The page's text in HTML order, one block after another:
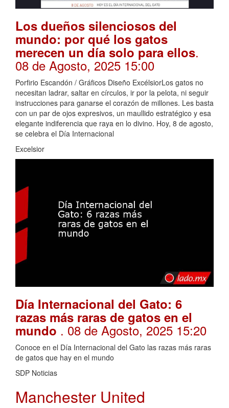
Los dueños silenciosos del
mundo: por qué los gatos
merecen un día solo para ellos.
08 de Agosto, 2025 15:00
Porfirio Escandón / Gráficos Diseño ExcélsiorLos gatos no
necesitan ladrar, saltar en círculos, ir por la pelota, ni seguir
instrucciones para ganarse el corazón de millones. Les basta
con un par de ojos expresivos, un maullido estratégico y esa
elegante indiferencia que raya en lo divino. Hoy, 8 de agosto,
se celebra el Día Internacional
Excelsior
Día Internacional del Gato: 6
razas más raras de gatos en el
mundo . 08 de Agosto, 2025 15:20
Conoce en el Día Internacional del Gato las razas más raras
de gatos que hay en el mundo
SDP Noticias
Manchester United